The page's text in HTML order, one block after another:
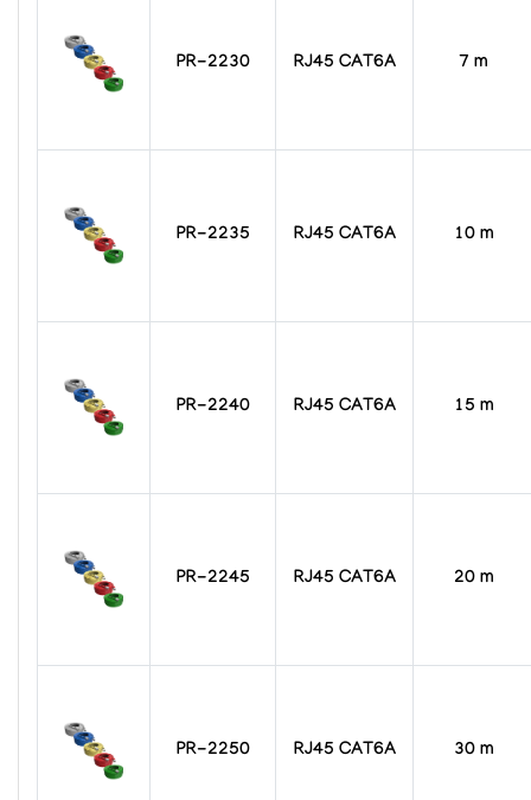
PR-2230 RJ45 CAT6A 7 m
PR-2235 RJ45 CAT6A 10 m
PR-2240 RJ45 CAT6A 15 m
PR-2245 RJ45 CAT6A 20 m
PR-2250 RJ45 CAT6A 30 m